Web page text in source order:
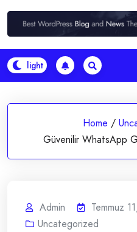
Home /
Güvenilir WhatsApp
Admin
Temmuz
Uncategorized